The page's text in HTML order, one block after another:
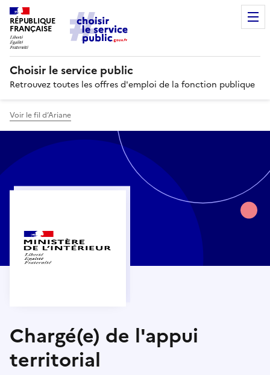
RÉPUBLIQUE
FRANÇAISE
Choisir le service public
Retrouvez toutes les offres d'emploi de la fonction publique
Voir le fil d’Ariane
Chargé(e) de l'appui
territorial